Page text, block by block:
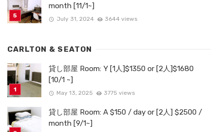
month [11/1~]
July 31, 2024 3644 views
CARLTON & SEATON
貸し部屋 Room: Y [1人]$1350 or [2人]$1680
[10/1 ~]
May 13, 2025 3775 views
貸し部屋 Room: A $150 / day or [2人] $2500 /
month [9/1~]